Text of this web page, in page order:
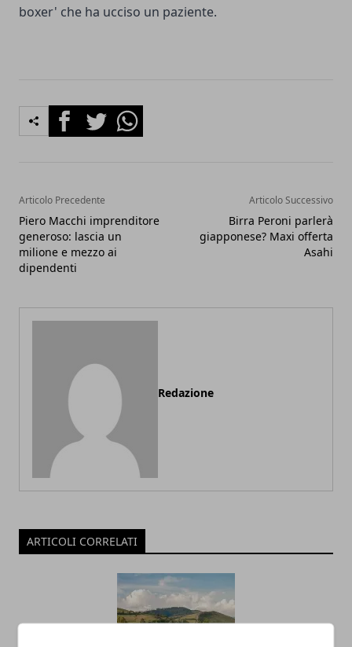
boxer' che ha ucciso un paziente.
FacebookTwitterWhatsapp
Articolo Precedente
Piero Macchi imprenditore
generoso: lascia un
milione e mezzo ai
dipendenti
Articolo Successivo
Birra Peroni parlerà
giapponese? Maxi offerta
Asahi
Redazione
ARTICOLI CORRELATI